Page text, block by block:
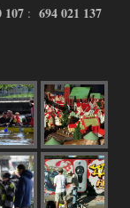
107 : 694 021 137